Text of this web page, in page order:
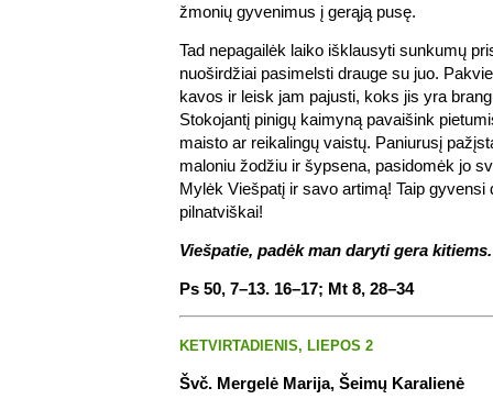
žmonių gyvenimus į gerąją pusę.
Tad nepagailėk laiko išklausyti sunkumų
nuoširdžiai pasimelsti drauge su juo.
kavos ir leisk jam pajusti, koks jis yra
Stokojantį pinigų kaimyną pavaišink
maisto ar reikalingų vaistų. Paniurusį
maloniu žodžiu ir šypsena, pasidomėk jo
Mylėk Viešpatį ir savo artimą! Taip gyvensi
pilnatviškai!
Viešpatie, padėk man daryti gera kitiems.
Ps 50, 7–13. 16–17; Mt 8, 28–34
KETVIRTADIENIS, LIEPOS 2
Švč. Mergelė Marija, Šeimų Karalienė